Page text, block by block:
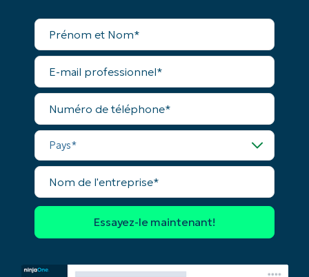
Prénom
Nom*
E-
mail
professionnel*
Numéro
téléphone*
Pays*
Nom
l'entreprise*
toutes les fonctionnalités.
Prénom
Nom*
Business
email*
Phone
number*
Pays
Company
name*